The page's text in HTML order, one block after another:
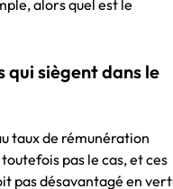
alors quel est le
qui siègent dans le
taux de rémunération
pas le cas, et ces
pas désavantagé en